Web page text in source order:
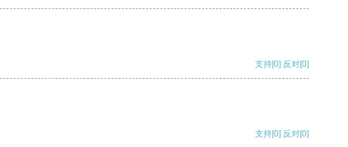
支持[0] 反对[0]
支持[0] 反对[0]